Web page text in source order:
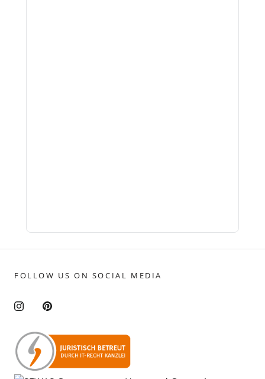
FOLLOW US ON SOCIAL MEDIA